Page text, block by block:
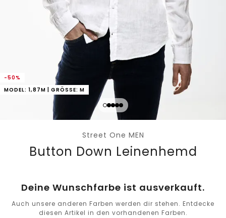
-50%
MODEL: 1,87M | GRÖSSE: M
Street One MEN
Button Down Leinenhemd
Deine Wunschfarbe ist ausverkauft.
Auch unsere anderen Farben werden dir stehen. Entdecke
diesen Artikel in den vorhandenen Farben.